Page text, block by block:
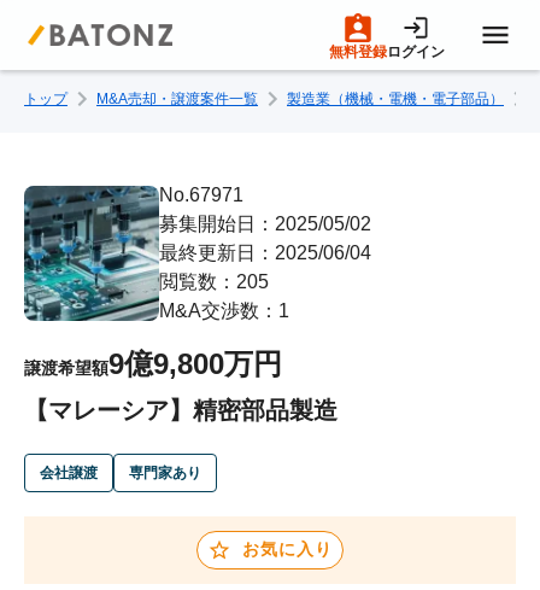
無料登録ログイン
トップページ
M&A案件一覧
売りたい方へ
買いたい方へ
成約事例
M&A専門家の方へ
トップ M&A売却・譲渡案件一覧 製造業（機械・電機・電子部品）
No.67971
募集開始日：2025/05/02
最終更新日：2025/06/04
閲覧数：205
M&A交渉数：1
譲渡希望額9億9,800万円
【マレーシア】精密部品製造
会社譲渡 専門家あり
お気に入り